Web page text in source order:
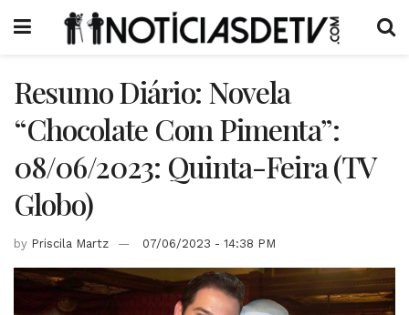
Resumo Diário: Novela
“Chocolate Com Pimenta”:
08/06/2023: Quinta-Feira (TV
Globo)
by Priscila Martz 07/06/2023 - 14:38 PM